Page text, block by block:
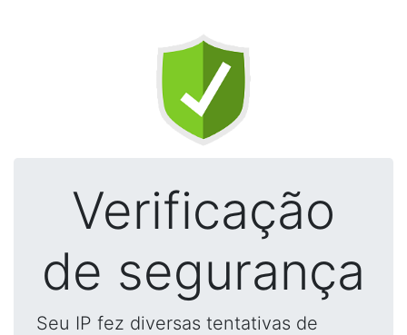
Verificação
de segurança
Seu IP fez diversas tentativas de